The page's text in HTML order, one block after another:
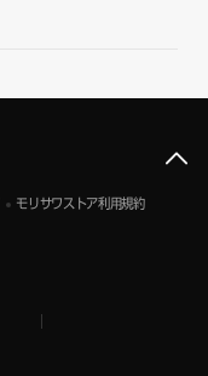
モリサワストア利用規約